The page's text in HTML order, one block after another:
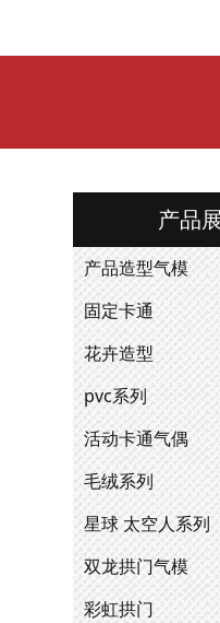
产品
产品造型气模
固定卡通
花卉造型
pvc系列
活动卡通气偶
毛绒系列
星球 太空人系列
双龙拱门气模
彩虹拱门